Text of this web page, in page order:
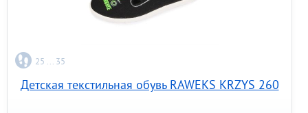
25 ... 35
Детская текстильная обувь RAWEKS KRZYS 260